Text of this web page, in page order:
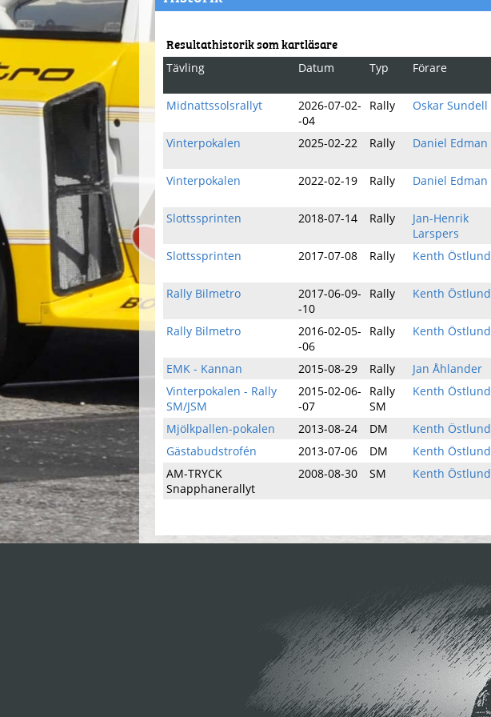
Resultathistorik som kartläsare
Tävling Datum Typ Förare
Midnattssolsrallyt
2026-07-02-
-04
Rally Oskar Sundell
Vinterpokalen 2025-02-22 Rally Daniel Edman
Vinterpokalen 2022-02-19 Rally Daniel Edman
Slottssprinten 2018-07-14 Rally
Jan-Henrik
Larspers
Slottssprinten 2017-07-08 Rally Kenth Östlund
Rally Bilmetro
2017-06-09-
-10
Rally Kenth Östlund
Rally Bilmetro
2016-02-05-
-06
Rally Kenth Östlund
EMK - Kannan 2015-08-29 Rally Jan Åhlander
Vinterpokalen - Rally
SM/JSM
2015-02-06-
-07
Rally
SM
Kenth Östlund
Mjölkpallen-pokalen 2013-08-24 DM Kenth Östlund
Gästabudstrofén
2013-07-06 DM Kenth Östlund
AM-TRYCK
Snapphanerallyt
2008-08-30 SM Kenth Östlund